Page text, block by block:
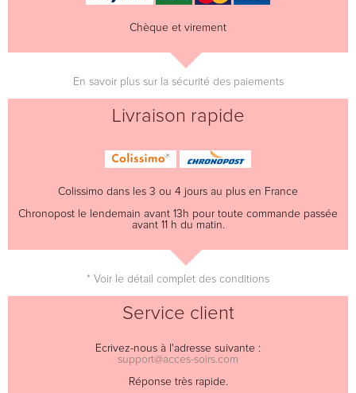
Chèque et virement
En savoir plus sur la sécurité des paiements
Livraison rapide
Colissimo dans les 3 ou 4 jours au plus en France
Chronopost le lendemain avant 13h pour toute commande passée
avant 11 h du matin.
* Voir le détail complet des conditions
Service client
Ecrivez-nous à l'adresse suivante :
support@acces-soirs.com
Réponse très rapide.